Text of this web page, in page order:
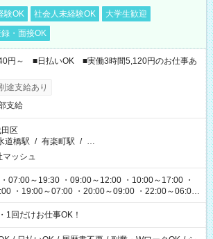
験OK 社会人未経験OK
大学生歓迎
・面接OK
円～ ■日払いOK ■実働3時間5,120円のお仕事あ
途支給あり
支給
区
道橋駅 / 有楽町駅 / …
マッシュ
07:00～19:30 ・09:00～12:00 ・10:00～17:00 ・
・19:00～07:00 ・20:00～09:00 ・22:00～06:00
紹介！ ※シフトは
1回だけお仕事OK！